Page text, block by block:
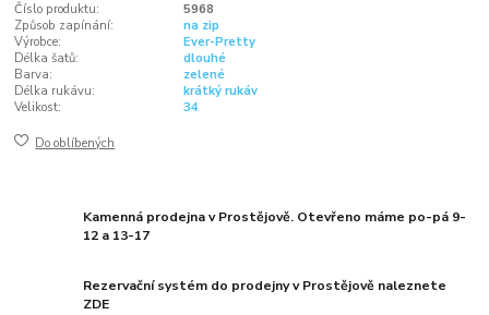
Číslo produktu:
5968
Způsob zapínání:
na zip
Výrobce:
Ever-Pretty
Délka šatů:
dlouhé
Barva:
zelené
Délka rukávu:
krátký rukáv
Velikost:
34
Do oblíbených
Kamenná prodejna v Prostějově. Otevřeno máme po-pá 9-
12 a 13-17
Rezervační systém do prodejny v Prostějově naleznete
ZDE